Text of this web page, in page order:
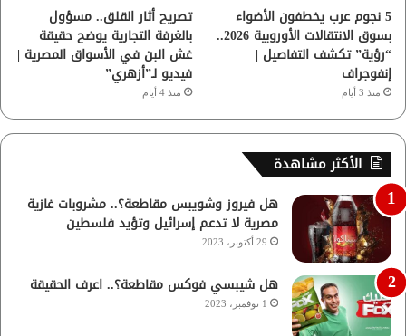
5 نجوم عرب يخطفون الأضواء
بسوق الانتقالات الأوروبية 2026..
“رؤية” تكشف التفاصيل |
إنفوجراف
منذ 3 أيام
تصريح أثار القلق.. مسؤول
بالغرفة التجارية يوضح حقيقة
غش البن في الأسواق المصرية |
فيديو لـ”أزهري”
منذ 4 أيام
الأكثر مشاهدة
هل فيروز وشويبس مقاطعة؟.. مشروبات غازية
مصرية لا تدعم إسرائيل وتؤيد فلسطين
29 أكتوبر، 2023
هل شيبسي فوكس مقاطعة؟.. اعرف الحقيقة
1 نوفمبر، 2023